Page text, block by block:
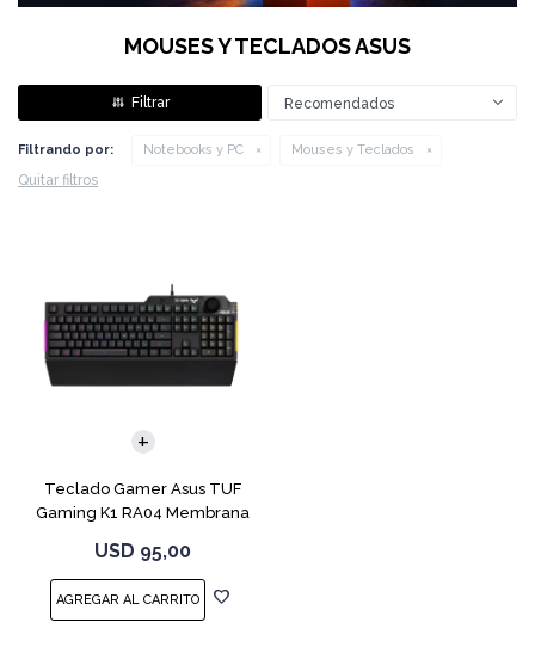
MOUSES Y TECLADOS ASUS
Recomendados
Filtrando por: Notebooks y PC Mouses y Teclados
Quitar filtros
Teclado Gamer Asus TUF
Gaming K1 RA04 Membrana
USD 95,00